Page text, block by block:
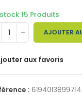
15 Produits
AJOUTER
aux favoris
: 6194013899714